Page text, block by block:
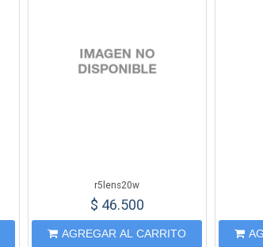
r5lens20w
$ 46.500
AGREGAR AL CARRITO